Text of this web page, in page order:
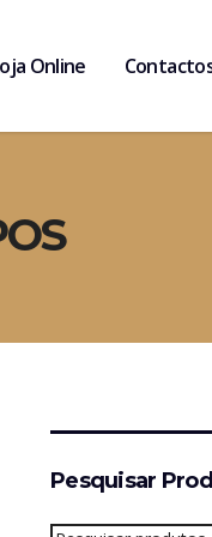
Online
Pesquisar